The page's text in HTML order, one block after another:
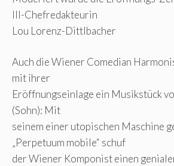
III-Chefredakteurin
Lou Lorenz-Dittlbacher
Auch die Wiener Comedian
mit ihrer
Eröffnungseinlage ein Musikstück
(Sohn): Mit
seinem einer utopischen Maschine
„Perpetuum mobile“ schuf
der Wiener Komponist einen